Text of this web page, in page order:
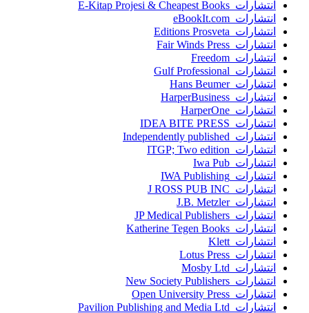
انتشارات E-Kitap Projesi & Cheapest Books
انتشارات eBookIt.com
انتشارات Editions Prosveta
انتشارات Fair Winds Press
انتشارات Freedom
انتشارات Gulf Professional
انتشارات Hans Beumer
انتشارات HarperBusiness
انتشارات HarperOne
انتشارات IDEA BITE PRESS
انتشارات Independently published
انتشارات ITGP; Two edition
انتشارات Iwa Pub
انتشارات IWA Publishing
انتشارات J ROSS PUB INC
انتشارات J.B. Metzler
انتشارات JP Medical Publishers
انتشارات Katherine Tegen Books
انتشارات Klett
انتشارات Lotus Press
انتشارات Mosby Ltd
انتشارات New Society Publishers
انتشارات Open University Press
انتشارات Pavilion Publishing and Media Ltd